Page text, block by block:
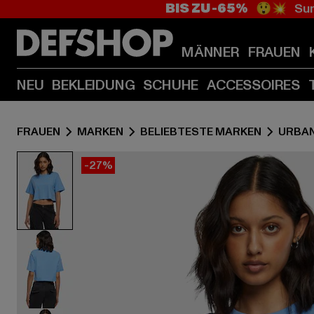
BIS ZU -65% 😲💥
MÄNNER FRAUEN
NEU BEKLEIDUNG SCHUHE ACCESSOIRES
FRAUEN MARKEN BELIEBTESTE MARKEN
-27%